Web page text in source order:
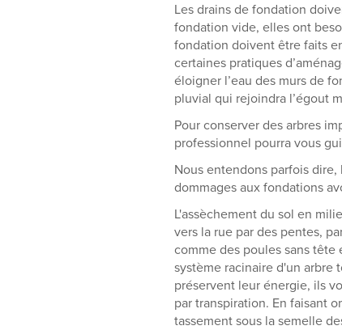
Les drains de fondation
fondation vide, elles ont
fondation doivent être faits
certaines pratiques
éloigner l’eau des murs de
pluvial qui rejoindra l’égout
Pour conserver des arbres
professionnel pourra vous
Nous entendons parfois
dommages aux fondations
L'assèchement du sol en
vers la rue par des pentes,
comme des poules sans tête
système racinaire d'un arbre
préservent leur énergie, ils
par transpiration. En faisant
tassement sous la semelle